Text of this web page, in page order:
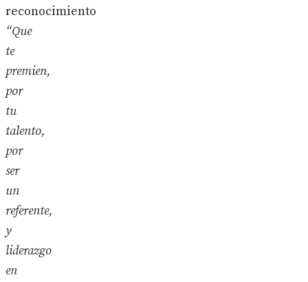
reconocimiento
“Que
te
premien,
por
tu
talento,
por
ser
un
referente,
y
liderazgo
en